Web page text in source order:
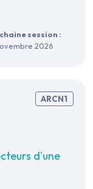
session :
2026
ARCN1
d'une